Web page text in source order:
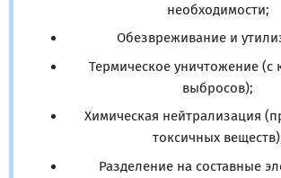
необходимости;
Обезвреживание и
Термическое уничтожение (с
выбросов);
Химическая нейтрализация
токсичных
Разделение на составные